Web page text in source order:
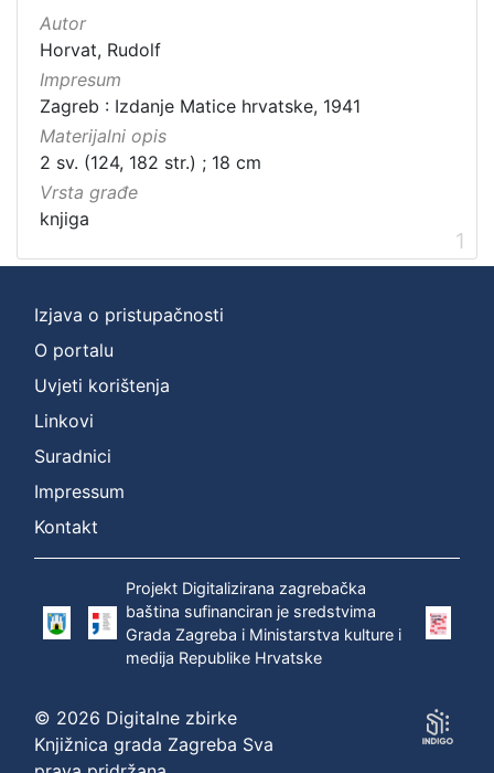
Autor
Horvat, Rudolf
Impresum
Zagreb : Izdanje Matice hrvatske, 1941
Materijalni opis
2 sv. (124, 182 str.) ; 18 cm
Vrsta građe
knjiga
1
Izjava o pristupačnosti
O portalu
Uvjeti korištenja
Linkovi
Suradnici
Impressum
Kontakt
Projekt Digitalizirana zagrebačka
baština sufinanciran je sredstvima
Grada Zagreba i Ministarstva kulture i
medija Republike Hrvatske
© 2026 Digitalne zbirke
Knjižnica grada Zagreba Sva